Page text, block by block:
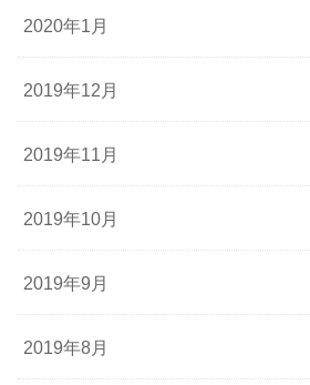
2020年1月
2019年12月
2019年11月
2019年10月
2019年9月
2019年8月